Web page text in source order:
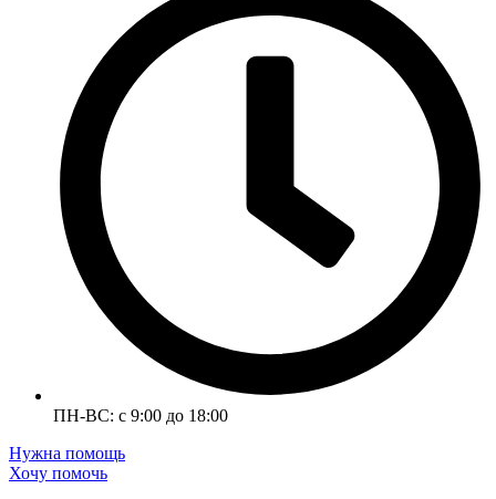
ПН-ВС: с 9:00 до 18:00
Нужна помощь
Хочу помочь